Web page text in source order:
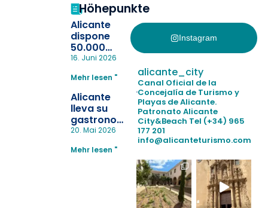
Höhepunkte
Alicante
dispone
50.000
pulseras
la
pérdida de niños
en las
playas y
realiza con
simulacro de socorrismo
16. Juni 2026
Mehr lesen "
Alicante
lleva su
gastronomía
a Madrid
reforzar el
20. Mai 2026
Mehr lesen "
Instagram
alicante_city
Canal Oficial de la
Concejalía de Turismo y
Playas de Alicante.
Patronato Alicante
City&Beach Tel (+34) 965
177 201
info@alicanteturismo.com